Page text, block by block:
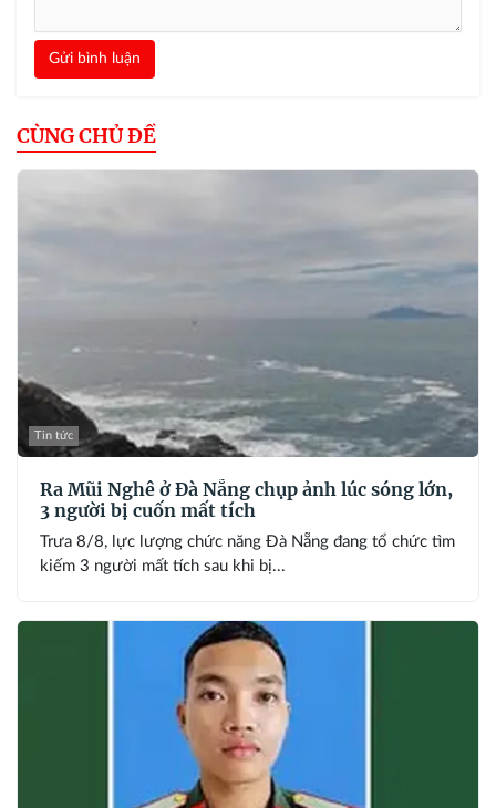
Gửi bình luận
CÙNG CHỦ ĐỀ
Tin tức
Ra Mũi Nghê ở Đà Nẵng chụp ảnh lúc sóng lớn,
3 người bị cuốn mất tích
Trưa 8/8, lực lượng chức năng Đà Nẵng đang tổ chức tìm
kiếm 3 người mất tích sau khi bị...